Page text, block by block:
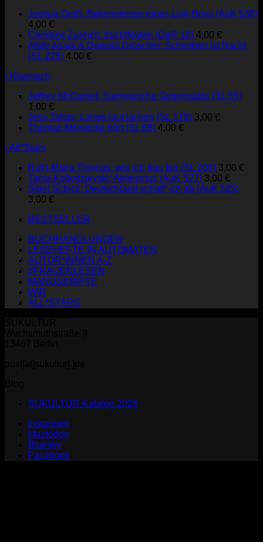
Joshua Groß: Bekenntnisse eines Link-Boys (AuK 538)
4,00 €
Christine Zureich: fruchtfolgen (DgR 18) 4,00 €
Atefe Asadi & Daniela Dröscher: Schreiben ist Nacht
(SL 225) 4,00 €
› Klassisch
Jeffrey McDaniel: Siamesische Gegensätze (SL 55)
1,00 €
Jess Tartas: Lange laut lachen (SL 178) 3,00 €
Thomas Meinecke hört (SL 68) 4,00 €
› All*Stars
Ruth-Maria Thomas: wie ich frau bin (SL 203) 3,00 €
Tanja Kollodzieyski: Ableismus (AuK 527) 3,00 €
Sibel Schick: Deutschland schaff' ich ab (AuK 525)
3,00 €
BESTSELLER
BUCHHANDLUNGEN
LESEHEFTE IN AUTOMATEN
AUTOR*INNEN A-Z
#FRAUENLESEN
MANUSKRIPTE
WIR
ALL*STARS
SUKULTUR Katalog 2026
Instagram
Mastodon
Bluesky
Facebook